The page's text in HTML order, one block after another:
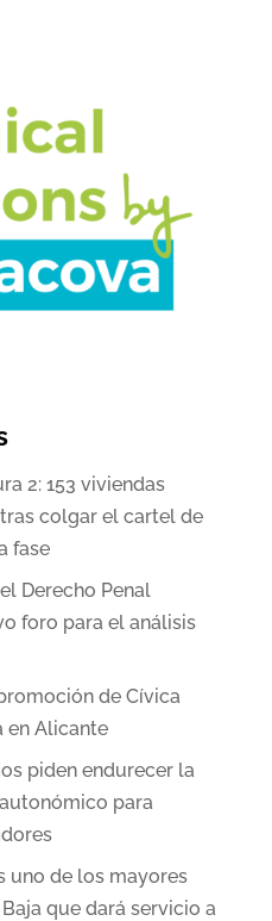
2: 153 viviendas
colgar el cartel de
fase
Derecho Penal
foro para el análisis
de Cívica
en Alicante
piden endurecer la
para
uno de los mayores
que dará servicio a